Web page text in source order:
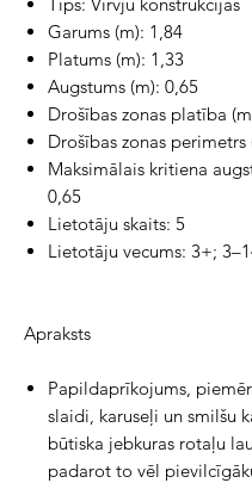
Garums (m): 1,84
Platums (m): 1,33
Augstums (m): 0,65
Drošības zonas platība
Drošības zonas perimetrs
Maksimālais kritiena
0,65
Lietotāju skaits: 5
Lietotāju vecums: 3+;
Apraksts
Papildaprīkojums,
slaidi, karuseļi un smilšu
būtiska jebkuras rotaļu
padarot to vēl